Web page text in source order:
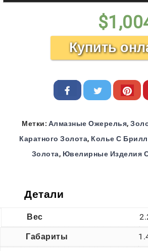
$
Купить
Метки: Алмазные Ожерелья,
Каратного Золота, Колье С
Золота, Ювелирные Изделия
Детали
Вес
Габариты